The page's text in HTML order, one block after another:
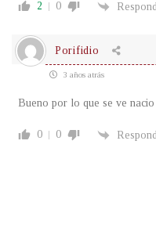
2 0
Porifidio
3 años atrás
Bueno por lo que se ve
0 0